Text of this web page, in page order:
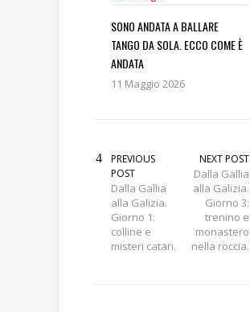
SONO ANDATA A BALLARE
TANGO DA SOLA. ECCO COME È
ANDATA
11 Maggio 2026
PREVIOUS
POST
Dalla Gallia
alla Galizia.
Giorno 1:
colline e
misteri catari.
NEXT POST
Dalla Gallia
alla Galizia.
Giorno 3:
trenino e
monastero
nella roccia.